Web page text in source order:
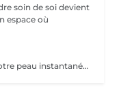
soin de soi devient
espace où
Lissez, nettoyez, hydratez et illuminez votre peau instantanément grâce à notre soin Aquaglo+ et sa technologie exclusive. Ce soin est une véritable innovation inégalable dans la revitalisation d'une peau éclatante,Aquaglo + est 100% personnalisable en fonction de chaque état de peau. 1 soin : 145€ Forfait 5 soins : 650€